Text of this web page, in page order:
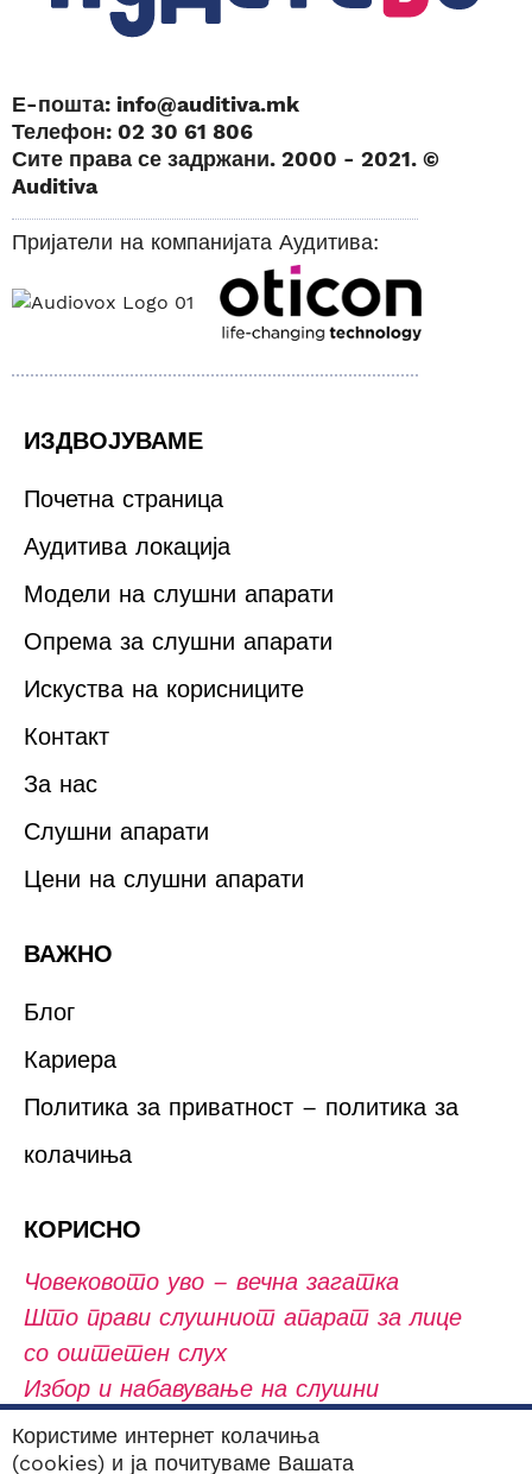
Е-пошта: info@auditiva.mk
Телефон: 02 30 61 806
Сите права се задржани. 2000 - 2021. ©
Auditiva
Пријатели на компанијата Аудитива:
ИЗДВОЈУВАМЕ
Почетна страница
Аудитива локација
Модели на слушни апарати
Опрема за слушни апарати
Искуства на корисниците
Контакт
За нас
Слушни апарати
Цени на слушни апарати
ВАЖНО
Блог
Кариера
Политика за приватност – политика за
колачиња
КОРИСНО
Човековото уво – вечна загатка
Што прави слушниот апарат за лице
со оштетен слух
Избор и набавување на слушни
апарати
Користиме интернет колачиња
(cookies) и ја почитуваме Вашата